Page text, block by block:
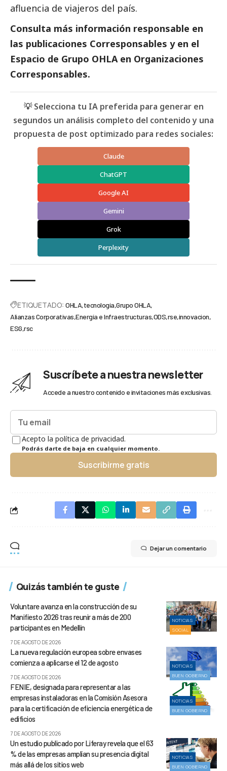
afluencia de viajeros del país.
Consulta más información responsable en
las publicaciones Corresponsables y en el
Espacio de Grupo OHLAen Organizaciones
Corresponsables.
💡 Selecciona tu IA preferida para generar en
segundos un análisis completo del contenido y una
propuesta de post optimizado para redes sociales:
Claude
ChatGPT
Google AI
Gemini
Grok
Perplexity
ETIQUETADO: OHLA tecnología Grupo OHLA
Alianzas Corporativas Energía e Infraestructuras ODS rse innovacion
ESG rsc
Suscríbete a nuestra newsletter
Accede a nuestro contenido e invitaciones más exclusivas.
Acepto la política de privacidad.
Podrás darte de baja en cualquier momento.
Suscribirme gratis
Dejar un comentario
Quizás también te guste
NOTICIAS
SOCIAL
Voluntare avanza en la construcción de su
Manifiesto 2026 tras reunir a más de 200
participantes en Medellín
7 DE AGOSTO DE 2026
NOTICIAS
BUEN GOBIERNO
La nueva regulación europea sobre envases
comienza a aplicarse el 12 de agosto
7 DE AGOSTO DE 2026
NOTICIAS
BUEN GOBIERNO
FENIE, designada para representar a las
empresas instaladoras en la Comisión Asesora
para la certificación de eficiencia energética de
edificios
7 DE AGOSTO DE 2026
NOTICIAS
BUEN GOBIERNO
Un estudio publicado por Liferay revela que el 63
% de las empresas amplían su presencia digital
más allá de los sitios web